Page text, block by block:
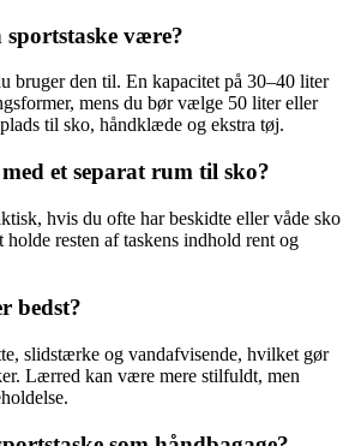
være?
bruger den til. En kapacitet på 30–40 liter
mens du bør vælge 50 liter eller
til sko, håndklæde og ekstra tøj.
et separat rum til sko?
hvis du ofte har beskidte eller våde sko
resten af taskens indhold rent og
bedst?
slidstærke og vandafvisende, hvilket gør
Lærred kan være mere stilfuldt, men